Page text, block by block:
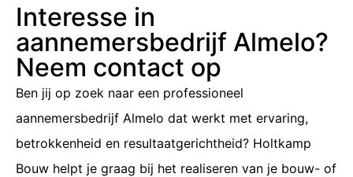
Interesse in
aannemersbedrijf Almelo?
Neem contact op
Ben jij op zoek naar een professioneel
aannemersbedrijf Almelo dat werkt met ervaring,
betrokkenheid en resultaatgerichtheid? Holtkamp
Bouw helpt je graag bij het realiseren van je bouw- of